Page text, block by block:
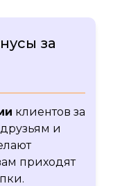
за
клиентов за
и
приходят